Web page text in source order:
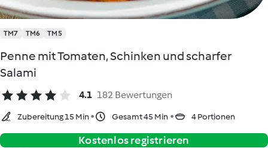
TM7 TM6 TM5
Penne mit Tomaten, Schinken und scharfer
Salami
4.1 182 Bewertungen
Zubereitung 15 Min Gesamt 45 Min 4 Portionen
Kostenlos registrieren